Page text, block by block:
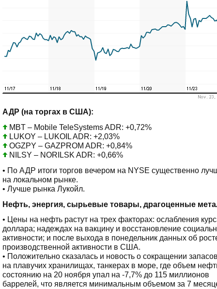
АДР (на торгах в США):
MBT – Mobile TeleSystems ADR: +0,72%
LUKOY – LUKOIL ADR: +2,03%
OGZPY – GAZPROM ADR: +0,84%
NILSY – NORILSK ADR: +0,66%
• По АДР итоги торгов вечером на NYSE существенно
на локальном рынке.
• Лучше рынка Лукойл.
Нефть, энергия, сырьевые товары, драгоценные
• Цены на нефть растут на трех факторах: ослабления
доллара; надеждах на вакцину и восстановление
активности; и после выхода в понедельник данных об
производственной активности в США.
• Положительно сказалась и новость о сокращении
на плавучих хранилищах, танкерах в море, где объем
состоянию на 20 ноября упал на -7,7% до 115 миллионов
баррелей, что является минимальным объемом за 7